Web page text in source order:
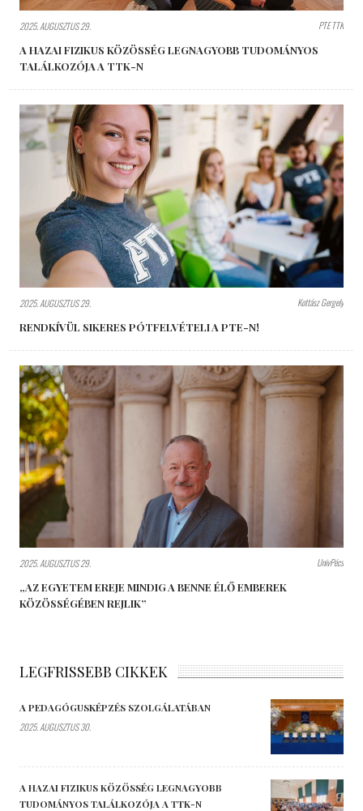
2025. AUGUSZTUS 29. PTE TTK
A HAZAI FIZIKUS KÖZÖSSÉG LEGNAGYOBB TUDOMÁNYOS
TALÁLKOZÓJA A TTK-N
2025. AUGUSZTUS 29. Kottász Gergely
RENDKÍVÜL SIKERES PÓTFELVÉTELI A PTE-N!
2025. AUGUSZTUS 29. UnivPécs
„AZ EGYETEM EREJE MINDIG A BENNE ÉLŐ EMBEREK
KÖZÖSSÉGÉBEN REJLIK”
LEGFRISSEBB CIKKEK
A PEDAGÓGUSKÉPZÉS SZOLGÁLATÁBAN
2025. AUGUSZTUS 30.
A HAZAI FIZIKUS KÖZÖSSÉG LEGNAGYOBB
TUDOMÁNYOS TALÁLKOZÓJA A TTK-N